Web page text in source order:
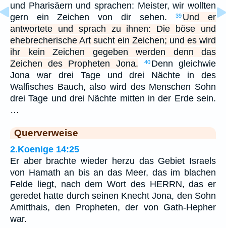
und Pharisäern und sprachen: Meister, wir wollten
gern ein Zeichen von dir sehen.
39 Und er
antwortete und sprach zu ihnen: Die böse und
ehebrecherische Art sucht ein Zeichen; und es wird
ihr kein Zeichen gegeben werden denn das
Zeichen des Propheten Jona.
40 Denn gleichwie
Jona war drei Tage und drei Nächte in des
Walfisches Bauch, also wird des Menschen Sohn
drei Tage und drei Nächte mitten in der Erde sein.
…
Querverweise
2.Koenige 14:25
Er aber brachte wieder herzu das Gebiet Israels
von Hamath an bis an das Meer, das im blachen
Felde liegt, nach dem Wort des HERRN, das er
geredet hatte durch seinen Knecht Jona, den Sohn
Amitthais, den Propheten, der von Gath-Hepher
war.